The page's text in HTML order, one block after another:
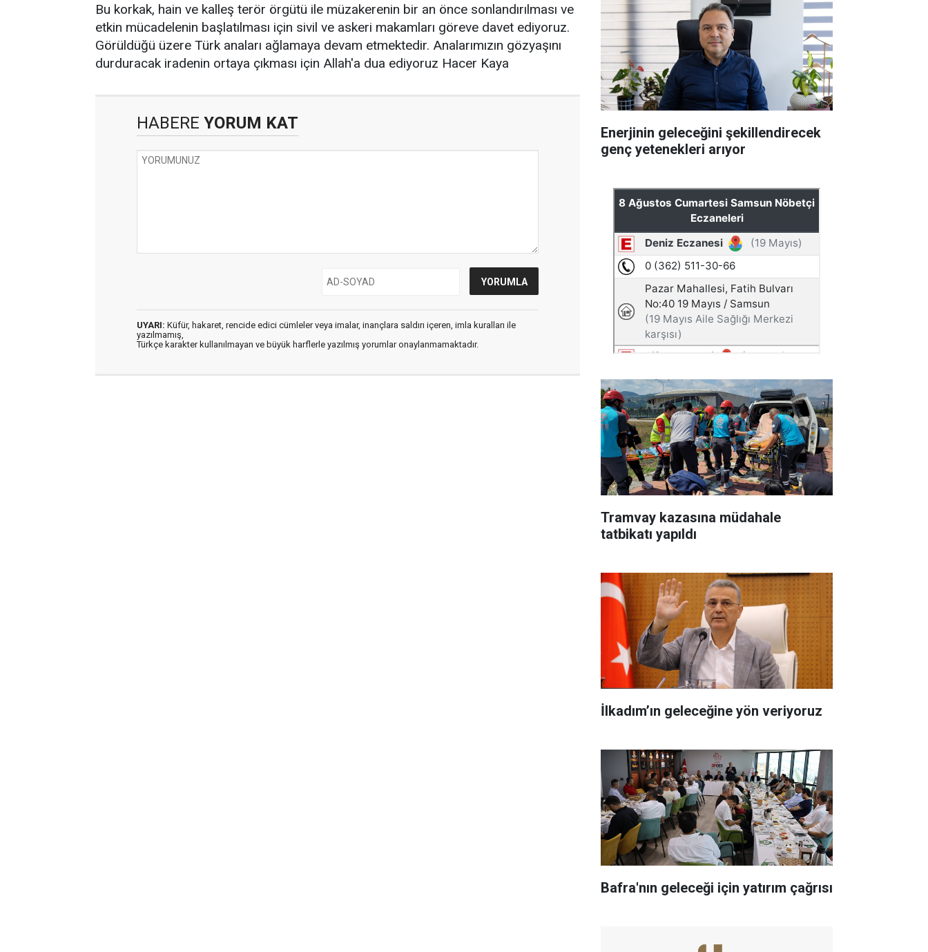
Bu korkak, hain ve kalleş terör örgütü ile müzakerenin bir an önce sonlandırılması ve
etkin mücadelenin başlatılması için sivil ve askeri makamları göreve davet ediyoruz.
Görüldüğü üzere Türk anaları ağlamaya devam etmektedir. Analarımızın gözyaşını
durduracak iradenin ortaya çıkması için Allah'a dua ediyoruz Hacer Kaya
HABERE YORUM KAT
UYARI: Küfür, hakaret, rencide edici cümleler veya imalar, inançlara saldırı içeren, imla kuralları ile
yazılmamış,
Türkçe karakter kullanılmayan ve büyük harflerle yazılmış yorumlar onaylanmamaktadır.
Enerjinin geleceğini şekillendirecek
genç yetenekleri arıyor
Tramvay kazasına müdahale
tatbikatı yapıldı
İlkadım’ın geleceğine yön veriyoruz
Bafra'nın geleceği için yatırım çağrısı